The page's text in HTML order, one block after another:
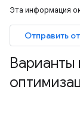
Эта информация
Отправить
Варианты